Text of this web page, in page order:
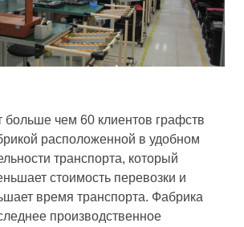
больше чем 60 клиентов графств
расположенной в удобном
транспорта, который
стоимость перевозки и
время транспорта. Фабрика
производственное